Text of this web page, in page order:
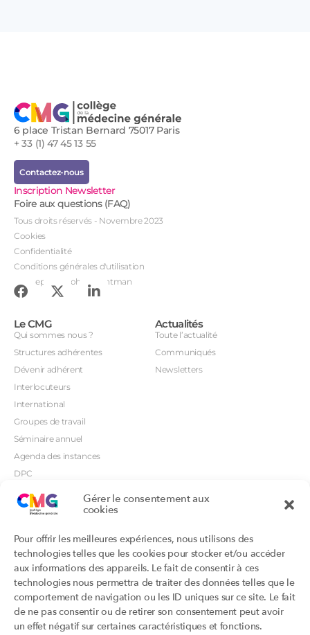
Gérer le consentement aux
cookies
Pour offrir les meilleures expériences, nous utilisons des
technologies telles que les cookies pour stocker et/ou accéder
aux informations des appareils. Le fait de consentir à ces
technologies nous permettra de traiter des données telles que le
comportement de navigation ou les ID uniques sur ce site. Le fait
de ne pas consentir ou de retirer son consentement peut avoir
un effet négatif sur certaines caractéristiques et fonctions.
6 place Tristan Bernard 75017 Paris
+ 33 (1) 47 45 13 55
Contactez-nous
Inscription Newsletter
Foire aux questions (FAQ)
Tous droits réservés - Novembre 2023
Cookies
Confidentialité
Conditions générales d'utilisation
Conception : John Brightman
Le CMG
Qui sommes nous ?
Structures adhérentes
Dévenir adhérent
Interlocuteurs
International
Groupes de travail
Séminaire annuel
Agenda des instances
DPC
CSI
Orientations prioritaires
Actualités
Toute l’actualité
Communiqués
Newsletters
Productions
Productions du Collège
Productions des structures
adhérentes
Labellisation
Addictions et médecine générale
Et si c’était une maladie rare ?
Portails
Annuaire DU/DIU
Archimede.fr
Ebmfrance.net
Toutes les recos
Certificats-absurdes.fr